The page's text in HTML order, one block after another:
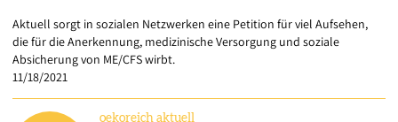
Aktuell sorgt in sozialen Netzwerken eine Petition für viel Aufsehen,
die für die Anerkennung, medizinische Versorgung und soziale
Absicherung von ME/CFS wirbt.
11/18/2021
oekoreich aktuell